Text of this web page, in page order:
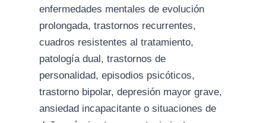
enfermedades mentales de evolución
prolongada, trastornos recurrentes,
cuadros resistentes al tratamiento,
patología dual, trastornos de
personalidad, episodios psicóticos,
trastorno bipolar, depresión mayor grave,
ansiedad incapacitante o situaciones de